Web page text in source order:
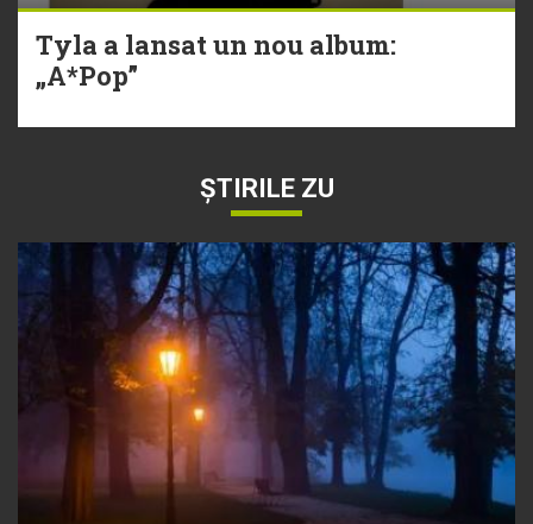
Tyla a lansat un nou album:
„A*Pop”
ȘTIRILE ZU